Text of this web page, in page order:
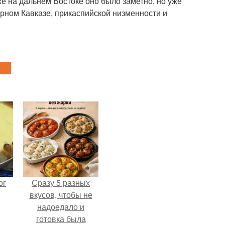
Кавказе, прикаспийской низменности и
Сразу 5 разных
вкусов, чтобы не
надоедало и
готовка была